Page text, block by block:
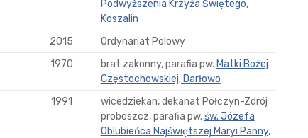
Podwyższenia Krzyża Świętego,
Koszalin
2015
Ordynariat Polowy
1970 brat zakonny, parafia pw. Matki Bożej
Częstochowskiej, Darłowo
1991
wicedziekan, dekanat Połczyn-Zdrój
proboszcz, parafia pw. św. Józefa
Oblubieńca Najświętszej Maryi Panny,